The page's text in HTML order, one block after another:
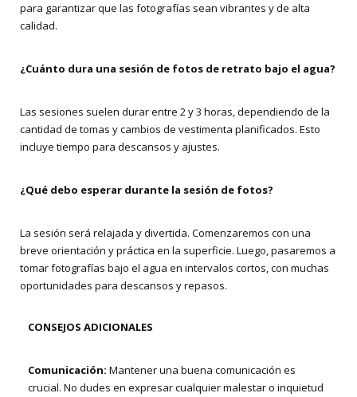
para garantizar que las fotografías sean vibrantes y de alta
calidad.
¿Cuánto dura una sesión de fotos de retrato bajo el agua?
Las sesiones suelen durar entre 2 y 3 horas, dependiendo de la
cantidad de tomas y cambios de vestimenta planificados. Esto
incluye tiempo para descansos y ajustes.
¿Qué debo esperar durante la sesión de fotos?
La sesión será relajada y divertida. Comenzaremos con una
breve orientación y práctica en la superficie. Luego, pasaremos a
tomar fotografías bajo el agua en intervalos cortos, con muchas
oportunidades para descansos y repasos.
CONSEJOS ADICIONALES
Comunicación: Mantener una buena comunicación es
crucial. No dudes en expresar cualquier malestar o inquietud